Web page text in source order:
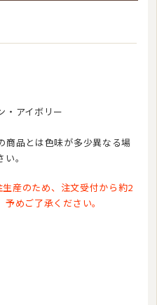
・アイボリー
品とは色味が多少異なる場
。
産のため、注文受付から約2
めご了承ください。
08
木
6 7
8
る対応は、休業日を除く午前10:00から